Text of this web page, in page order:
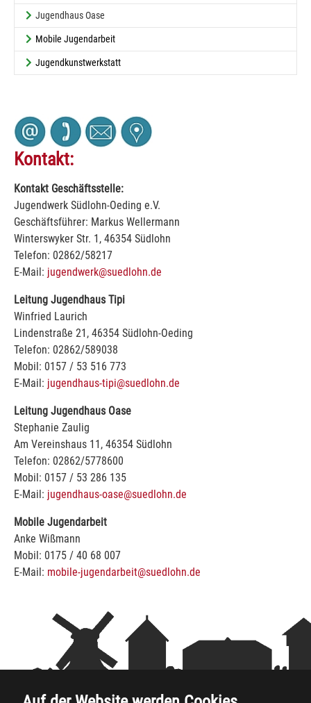
Jugendhaus Oase
Mobile Jugendarbeit
Jugendkunstwerkstatt
Kontakt:
Kontakt Geschäftsstelle:
Jugendwerk Südlohn-Oeding e.V.
Geschäftsführer: Markus Wellermann
Winterswyker Str. 1, 46354 Südlohn
Telefon: 02862/58217
E-Mail: jugendwerk@suedlohn.de
Leitung Jugendhaus Tipi
Winfried Laurich
Lindenstraße 21, 46354 Südlohn-Oeding
Telefon: 02862/589038
Mobil: 0157 / 53 516 773
E-Mail: jugendhaus-tipi@suedlohn.de
Leitung Jugendhaus Oase
Stephanie Zaulig
Am Vereinshaus 11, 46354 Südlohn
Telefon: 02862/5778600
Mobil: 0157 / 53 286 135
E-Mail: jugendhaus-oase@suedlohn.de
Mobile Jugendarbeit
Anke Wißmann
Mobil: 0175 / 40 68 007
E-Mail: mobile-jugendarbeit@suedlohn.de